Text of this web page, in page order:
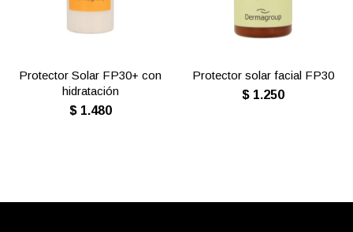
Protector Solar FP30+ con
hidratación
$ 1.480
Protector solar facial FP30
$ 1.250